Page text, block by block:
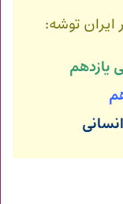
ایران توشه:
یازدهم